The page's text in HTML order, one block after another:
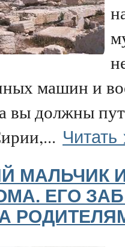
машин и
вы должны
Читать
МАЛЬЧИК
ЕГО